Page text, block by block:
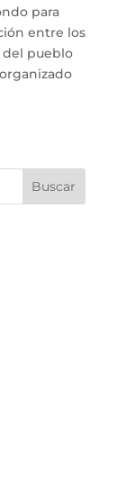
para
entre los
del pueblo